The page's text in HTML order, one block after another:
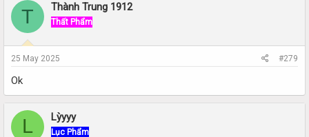
T Thành Trung 1912
Thất Phẩm
25 May 2025 #279
Ok
L Lỳyyy
Lục Phẩm